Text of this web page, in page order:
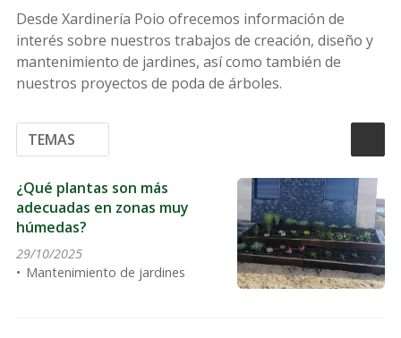
Desde Xardinería Poio ofrecemos información de
interés sobre nuestros trabajos de creación, diseño y
mantenimiento de jardines, así como también de
nuestros proyectos de poda de árboles.
TEMAS
¿Qué plantas son más
adecuadas en zonas muy
húmedas?
29/10/2025
Mantenimiento de jardines